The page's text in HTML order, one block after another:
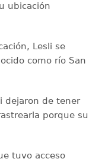
ubicación
Lesli se
como río San
dejaron de tener
porque su
tuvo acceso